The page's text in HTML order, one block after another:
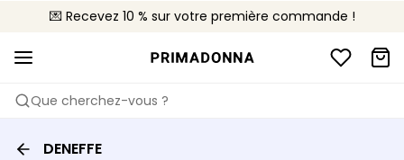
💌 Recevez 10 % sur votre première commande !
🚚 Livraison gratuite à partir de 90€
📦 Retours gratuits
Que cherchez-vous ?
DENEFFE